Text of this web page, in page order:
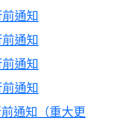
通知
通知
通知
通知
通知（重大更